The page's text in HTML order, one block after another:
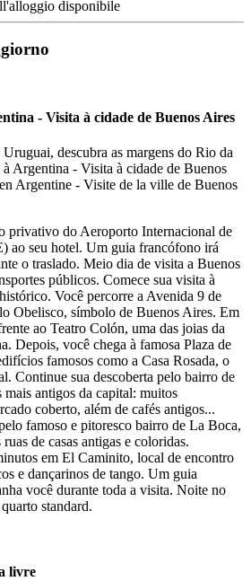
disponibile
- Visita à cidade de Buenos Aires
privativo do Aeroporto Internacional de
ao seu hotel. Um guia francófono irá
o traslado. Meio dia de visita a Buenos
públicos. Comece sua visita à
Você percorre a Avenida 9 de
Obelisco, símbolo de Buenos Aires. Em
ao Teatro Colón, uma das joias da
Depois, você chega à famosa Plaza de
famosos como a Casa Rosada, o
Continue sua descoberta pelo bairro de
mais antigos da capital: muitos
coberto, além de cafés antigos...
famoso e pitoresco bairro de La Boca,
de casas antigas e coloridas.
em El Caminito, local de encontro
e dançarinos de tango. Um guia
você durante toda a visita. Noite no
standard.
livre